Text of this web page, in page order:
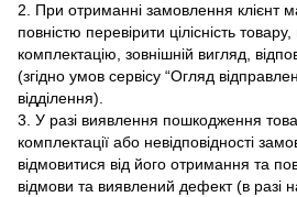
2. При отриманні замовлення клієнт
повністю перевірити цілісність товару,
комплектацію, зовнішній вигляд,
(згідно умов сервісу “Огляд
відділення).
3. У разі виявлення пошкодження
комплектації або невідповідності
відмовитися від його отримання та
відмови та виявлений дефект (в разі